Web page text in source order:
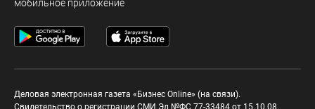
мобильное приложение
Деловая электронная газета «Бизнес Online» (на связи).
Свидетельство о регистрации СМИ Эл №ФС 77-33484 от 15.10.08.